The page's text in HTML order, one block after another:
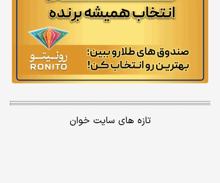
تازه های سایت خوان